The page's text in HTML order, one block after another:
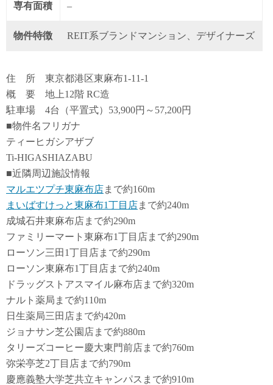
専有面積 –
物件特徴 REIT系ブランドマンション、デザイナーズ
住 所 東京都港区東麻布1-11-1
概 要 地上12階 RC造
駐車場 4台（平置式）53,900円～57,200円
■物件名フリガナ
ティーヒガシアザブ
Ti-HIGASHIAZABU
■近隣周辺施設情報
マルエツプチ東麻布店まで約160m
まいばすけっと東麻布1丁目店まで約240m
成城石井東麻布店まで約290m
ファミリーマート東麻布1丁目店まで約290m
ローソン三田1丁目店まで約290m
ローソン東麻布1丁目店まで約240m
ドラッグストアスマイル麻布店まで約320m
ナルト薬局まで約110m
日生薬局三田店まで約420m
ジョナサン芝公園店まで約880m
タリーズコーヒー慶大東門前店まで約760m
弥栄亭芝2丁目店まで約790m
慶應義塾大学芝共立キャンパスまで約910m